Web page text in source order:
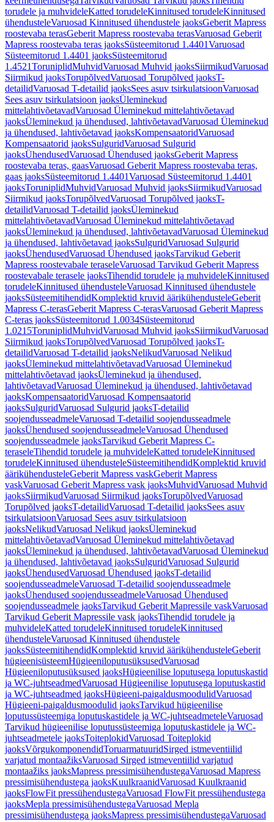
torudele ja muhvideleKatted torudeleKinnitused torudeleKinnitused
ühendusteleVaruosad Kinnitused ühendustele jaoksGeberit Mapress
roostevaba terasGeberit Mapress roostevaba terasVaruosad Geberit
Mapress roostevaba teras jaoksSüsteemitorud 1.4401Varuosad
Süsteemitorud 1.4401 jaoksSüsteemitorud
1.4521ToruniplidMuhvidVaruosad Muhvid jaoksSiirmikudVaruosad
Siirmikud jaoksTorupõlvedVaruosad Torupõlved jaoksT-
detailidVaruosad T-detailid jaoksSees asuv tsirkulatsioonVaruosad
Sees asuv tsirkulatsioon jaoksÜleminekud
mittelahtivõetavadVaruosad Üleminekud mittelahtivõetavad
jaoksÜleminekud ja ühendused, lahtivõetavadVaruosad Üleminekud
ja ühendused, lahtivõetavad jaoksKompensaatoridVaruosad
Kompensaatorid jaoksSulguridVaruosad Sulgurid
jaoksÜhendusedVaruosad Ühendused jaoksGeberit Mapress
roostevaba teras, gaasVaruosad Geberit Mapress roostevaba teras,
gaas jaoksSüsteemitorud 1.4401Varuosad Süsteemitorud 1.4401
jaoksToruniplidMuhvidVaruosad Muhvid jaoksSiirmikudVaruosad
Siirmikud jaoksTorupõlvedVaruosad Torupõlved jaoksT-
detailidVaruosad T-detailid jaoksÜleminekud
mittelahtivõetavadVaruosad Üleminekud mittelahtivõetavad
jaoksÜleminekud ja ühendused, lahtivõetavadVaruosad Üleminekud
ja ühendused, lahtivõetavad jaoksSulguridVaruosad Sulgurid
jaoksÜhendusedVaruosad Ühendused jaoksTarvikud Geberit
Mapress roostevabale teraseleVaruosad Tarvikud Geberit Mapress
roostevabale terasele jaoksTihendid torudele ja muhvideleKinnitused
torudeleKinnitused ühendusteleVaruosad Kinnitused ühendustele
jaoksSüsteemitihendidKomplektid kruvid äärikühendusteleGeberit
Mapress C-terasGeberit Mapress C-terasVaruosad Geberit Mapress
C-teras jaoksSüsteemitorud 1.0034Süsteemitorud
1.0215ToruniplidMuhvidVaruosad Muhvid jaoksSiirmikudVaruosad
Siirmikud jaoksTorupõlvedVaruosad Torupõlved jaoksT-
detailidVaruosad T-detailid jaoksNelikudVaruosad Nelikud
jaoksÜleminekud mittelahtivõetavadVaruosad Üleminekud
mittelahtivõetavad jaoksÜleminekud ja ühendused,
lahtivõetavadVaruosad Üleminekud ja ühendused, lahtivõetavad
jaoksKompensaatoridVaruosad Kompensaatorid
jaoksSulguridVaruosad Sulgurid jaoksT-detailid
soojendusseadmeleVaruosad T-detailid soojendusseadmele
jaoksÜhendused soojendusseadmeleVaruosad Ühendused
soojendusseadmele jaoksTarvikud Geberit Mapress C-
teraseleTihendid torudele ja muhvideleKatted torudeleKinnitused
torudeleKinnitused ühendusteleSüsteemitihendidKomplektid kruvid
äärikühendusteleGeberit Mapress vaskGeberit Mapress
vaskVaruosad Geberit Mapress vask jaoksMuhvidVaruosad Muhvid
jaoksSiirmikudVaruosad Siirmikud jaoksTorupõlvedVaruosad
Torupõlved jaoksT-detailidVaruosad T-detailid jaoksSees asuv
tsirkulatsioonVaruosad Sees asuv tsirkulatsioon
jaoksNelikudVaruosad Nelikud jaoksÜleminekud
mittelahtivõetavadVaruosad Üleminekud mittelahtivõetavad
jaoksÜleminekud ja ühendused, lahtivõetavadVaruosad Üleminekud
ja ühendused, lahtivõetavad jaoksSulguridVaruosad Sulgurid
jaoksÜhendusedVaruosad Ühendused jaoksT-detailid
soojendusseadmeleVaruosad T-detailid soojendusseadmele
jaoksÜhendused soojendusseadmeleVaruosad Ühendused
soojendusseadmele jaoksTarvikud Geberit Mapressile vaskVaruosad
Tarvikud Geberit Mapressile vask jaoksTihendid torudele ja
muhvideleKatted torudeleKinnitused torudeleKinnitused
ühendusteleVaruosad Kinnitused ühendustele
jaoksSüsteemitihendidKomplektid kruvid äärikühendusteleGeberit
hügieenisüsteemHügieeniloputusüksusedVaruosad
Hügieeniloputusüksused jaoksHügieenilise loputusega loputuskastid
ja WC-juhtseadmedVaruosad Hügieenilise loputusega loputuskastid
ja WC-juhtseadmed jaoksHügieeni-paigaldusmoodulidVaruosad
Hügieeni-paigaldusmoodulid jaoksTarvikud hügieenilise
loputussüsteemiga loputuskastidele ja WC-juhtseadmeteleVaruosad
Tarvikud hügieenilise loputussüsteemiga loputuskastidele ja WC-
juhtseadmetele jaoksToiteplokidVaruosad Toiteplokid
jaoksVõrgukomponendidToruarmatuuridSirged istmeventiilid
varjatud montaažiksVaruosad Sirged istmeventiilid varjatud
montaažiks jaoksMapress pressimisühendustegaVaruosad Mapress
pressimisühendustega jaoksKuulkraanidVaruosad Kuulkraanid
jaoksFlowFit pressühendustegaVaruosad FlowFit pressühendustega
jaoksMepla pressimisühendustegaVaruosad Mepla
pressimisühendustega jaoksMapress pressimisühendustegaVaruosad